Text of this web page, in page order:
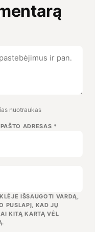
nuotraukas
ADRESAS *
IŠSAUGOTI VARDĄ,
PUSLAPĮ, KAD JŲ
KITĄ KARTĄ VĖL